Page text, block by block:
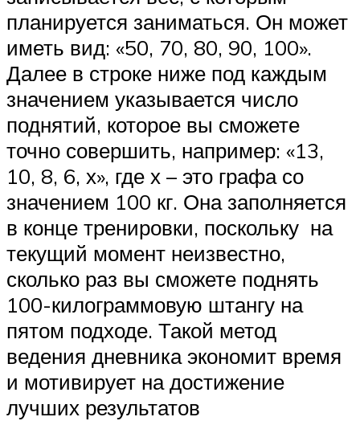
планируется заниматься. Он может
иметь вид: «50, 70, 80, 90, 100».
Далее в строке ниже под каждым
значением указывается число
поднятий, которое вы сможете
точно совершить, например: «13,
10, 8, 6, х», где х – это графа со
значением 100 кг. Она заполняется
в конце тренировки, поскольку на
текущий момент неизвестно,
сколько раз вы сможете поднять
100-килограммовую штангу на
пятом подходе. Такой метод
ведения дневника экономит время
и мотивирует на достижение
лучших результатов